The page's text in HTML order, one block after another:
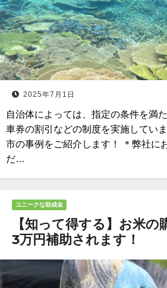
2025年7月1日
自治体によっては、指定の条件を満
車券の割引などの制度を実施してい
市の事例をご紹介します！ ＊弊社に
だ…
ユニークな助成金
【知って得する】お米の
3万円補助されます！